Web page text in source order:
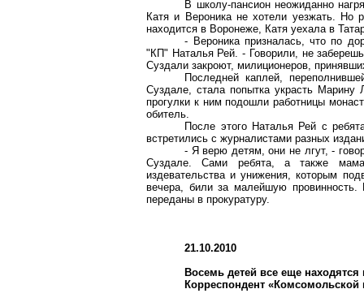
В школу-пансион неожиданно
Катя и Вероника не хотели уезжать. Но
находится в Воронеже, Катя уехала в
- Вероника призналась, что по
"КП" Наталья Рей. - Говорили, не
Суздали закроют, милиционеров,
Последней каплей,
Суздале, стала попытка украсть Марину
прогулки к ним подошли работницы
обитель.
После этого Наталья Рей с
встретились с журналистами разных
- Я верю детям, они не лгут, -
Суздале. Сами ребята, а также
издевательства и унижения, которым
вечера, били за малейшую
переданы в прокуратуру.
21.10.2010
Восемь детей все еще
Корреспондент